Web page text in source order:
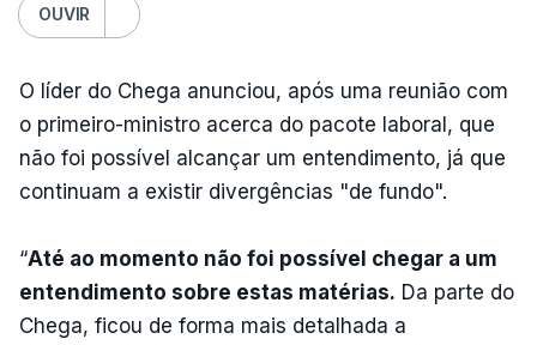
OUVIR
O líder do Chega anunciou, após uma reunião com
o primeiro-ministro acerca do pacote laboral, que
não foi possível alcançar um entendimento, já que
continuam a existir divergências "de fundo".
“Até ao momento não foi possível chegar a um
entendimento sobre estas matérias. Da parte do
Chega, ficou de forma mais detalhada a